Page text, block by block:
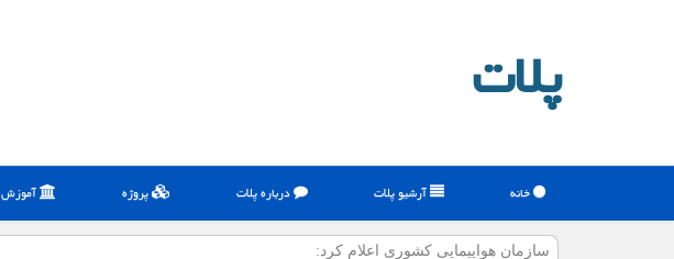
پلات
خانه آرشیو پلات درباره پلات پروژه آموزش
سازمان هواپیمایی كشوری اعلام كرد: